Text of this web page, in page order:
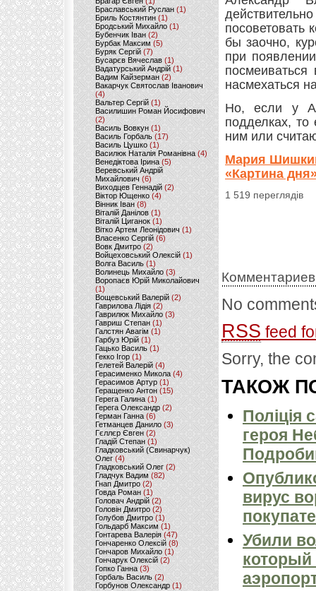
Браславський Руслан (1)
Бриль Костянтин (1)
Бродський Михайло (1)
Бубенчик Іван(2)
Бурбак Максим (5)
Буряк Сергій (7)
Бусарєв Вячеслав (1)
Вадатурський Андрій (1)
Вадим Кайзерман (2)
Вакарчук Святослав Іванович
(4)
Вальтер Сергій (1)
Василишин Роман Йосифович
(2)
Василь Вовкун (1)
Василь Горбаль (17)
Василь Цушко (1)
Василюк Наталія Романівна (4)
Венедіктова Ірина(5)
Веревський Андрій
Михайлович (6)
Виходцев Геннадій (2)
Віктор Ющенко (4)
Вінник Іван (8)
Віталій Данілов (1)
Віталій Циганок (1)
Вітко Артем Леонідович(1)
Власенко Сергій (6)
Вовк Дмитро(2)
Войцеховський Олексій(1)
Волга Василь (1)
Волинець Михайло (3)
Воропаєв Юрій Миколайович
(1)
Вощевський Валерій(2)
Гаврилова Лідія (2)
Гаврилюк Михайло (3)
Гавриш Степан (1)
Галстян Авагім (1)
Гарбуз Юрій (1)
Гацько Василь (1)
Гекко Ігор(1)
Гелетей Валерій (4)
Герасименко Микола (4)
Герасимов Артур (1)
Геращенко Антон(15)
Герега Галина (1)
Герега Олександр (2)
Герман Ганна (6)
Гетманцев Данило (3)
Гєллєр Євген (2)
Гладій Степан(1)
Гладковський (Свинарчук)
Олег (4)
Гладковський Олег (2)
Гладчук Вадим (82)
Гнап Дмитро (2)
Говда Роман(1)
Головач Андрій (2)
Головін Дмитро (2)
Голубов Дмитро (1)
Гольдарб Максим(1)
Гонтарева Валерія (47)
Гончаренко Олексій(8)
Гончаров Михайло (1)
Гончарук Олексій (2)
Гопко Ганна (3)
Горбаль Василь (2)
Горбунов Олександр (1)
посоветовать
бы заочно,
при
насмехаться
Но, если у
подделках, то
ним или
Мария
«Картина
1 519 переглядів
No
RSS feed
Sorry, the
ТАКОЖ
Поліція
героя
вирус
Убили
который